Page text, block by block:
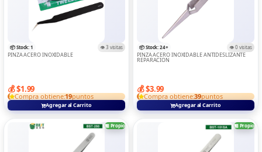
📦 Stock: 1 👁️ 3 visitas
PINZA ACERO INOXIDABLE
💰 $1.99
Compra obtiene:19puntos
Agregar al Carrito
📦 Stock: 24+ 👁️ 0 visitas
PINZA ACERO INOXIDABLE ANTIDESLIZANTE
REPARACION
💰 $3.99
Compra obtiene:39puntos
Agregar al Carrito
🏪 Propio 🏪 Propio